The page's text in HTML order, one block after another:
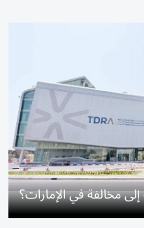
مخالفة في الإمارات؟